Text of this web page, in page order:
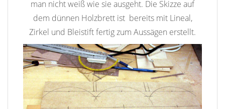
man nicht weiß wie sie ausgeht. Die Skizze auf
dem dünnen Holzbrett ist bereits mit Lineal,
Zirkel und Bleistift fertig zum Aussägen erstellt.